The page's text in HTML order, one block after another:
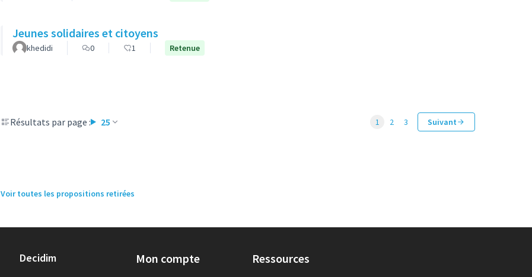
Jeunes solidaires et citoyens
khedidi 0 1 Retenue
Résultats par page : 25 1 2 3 Suivant
Voir toutes les propositions retirées
Decidim Mon compte Ressources